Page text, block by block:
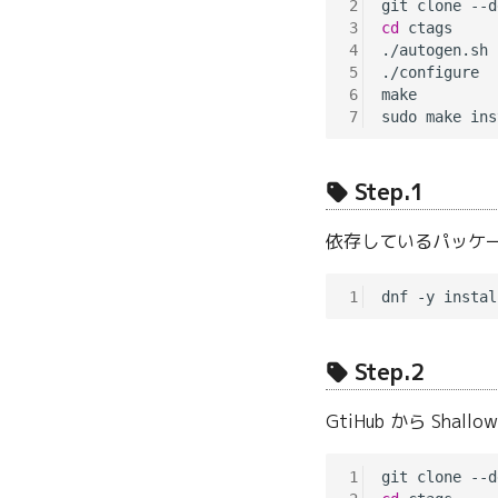
2
3
4
5
6
7
git clone --
cd
ctags
./autogen.sh
./configure
make
Step.1
依存しているパッケ
1
Step.2
GtiHub から
1
git clone --